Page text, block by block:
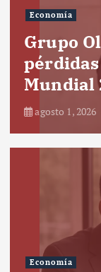
Economía
Grupo
Mundial
agosto 1, 2026
Economía